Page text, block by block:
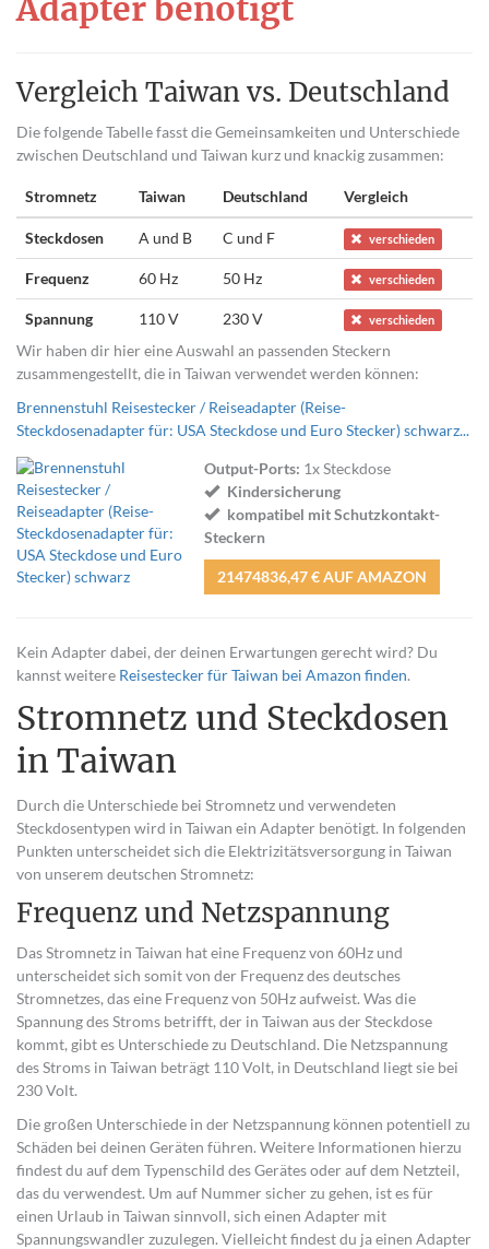
Adapter benötigt
Vergleich Taiwan vs. Deutschland
Die folgende Tabelle fasst die Gemeinsamkeiten und Unterschiede
zwischen Deutschland und Taiwan kurz und knackig zusammen:
Stromnetz Taiwan Deutschland Vergleich
Steckdosen A und B C und F verschieden
Frequenz 60 Hz 50 Hz verschieden
Spannung 110 V 230 V verschieden
Wir haben dir hier eine Auswahl an passenden Steckern
zusammengestellt, die in Taiwan verwendet werden können:
Brennenstuhl Reisestecker / Reiseadapter (Reise-
Steckdosenadapter für: USA Steckdose und Euro Stecker) schwarz...
Output-Ports: 1x Steckdose
Kindersicherung
kompatibel mit Schutzkontakt-
Steckern
21474836,47 € AUF AMAZON
Kein Adapter dabei, der deinen Erwartungen gerecht wird? Du
kannst weitere Reisestecker für Taiwan bei Amazon finden.
Stromnetz und Steckdosen
in Taiwan
Durch die Unterschiede bei Stromnetz und verwendeten
Steckdosentypen wird in Taiwan ein Adapter benötigt. In folgenden
Punkten unterscheidet sich die Elektrizitätsversorgung in Taiwan
von unserem deutschen Stromnetz:
Frequenz und Netzspannung
Das Stromnetz in Taiwan hat eine Frequenz von 60Hz und
unterscheidet sich somit von der Frequenz des deutsches
Stromnetzes, das eine Frequenz von 50Hz aufweist. Was die
Spannung des Stroms betrifft, der in Taiwan aus der Steckdose
kommt, gibt es Unterschiede zu Deutschland. Die Netzspannung
des Stroms in Taiwan beträgt 110 Volt, in Deutschland liegt sie bei
230 Volt.
Die großen Unterschiede in der Netzspannung können potentiell zu
Schäden bei deinen Geräten führen. Weitere Informationen hierzu
findest du auf dem Typenschild des Gerätes oder auf dem Netzteil,
das du verwendest. Um auf Nummer sicher zu gehen, ist es für
einen Urlaub in Taiwan sinnvoll, sich einen Adapter mit
Spannungswandler zuzulegen. Vielleicht findest du ja einen Adapter